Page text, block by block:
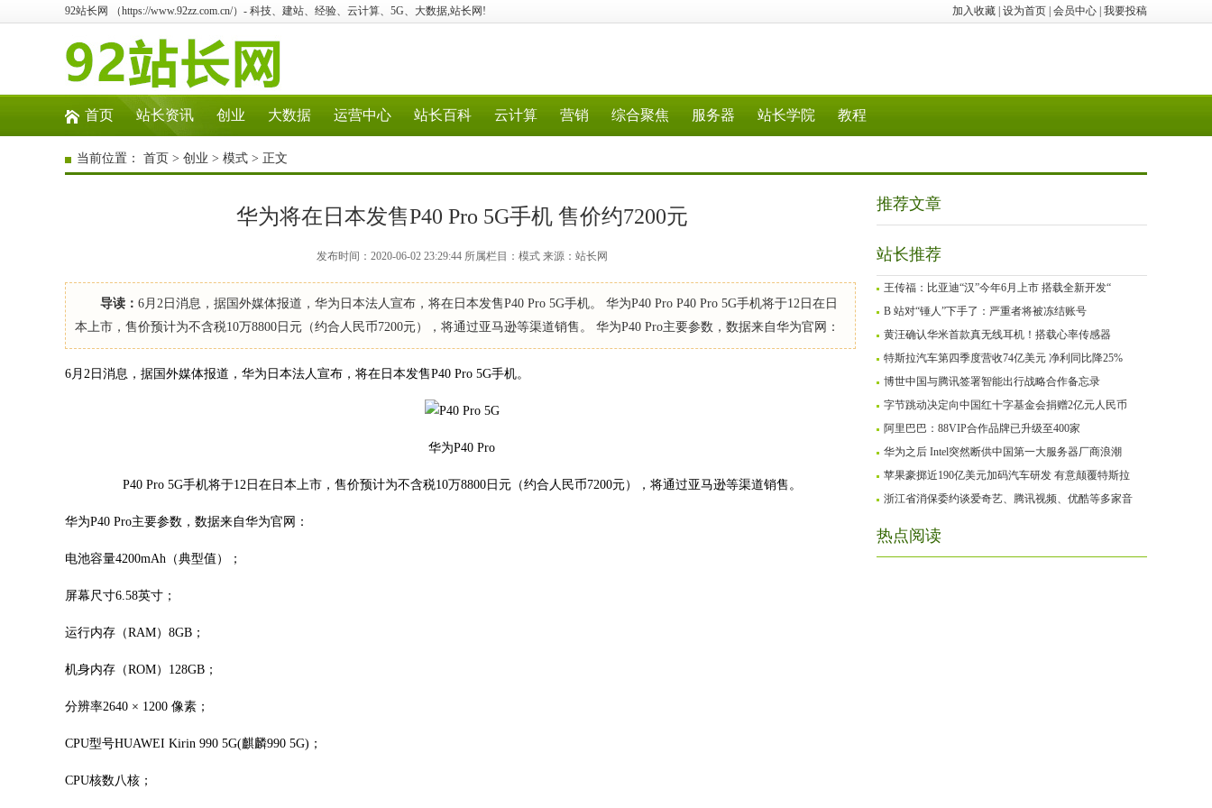
加入收藏 设为首页 会员中心 我要投稿
92站长网 （https://www.92zz.com.cn/）- 科技、建站、经验、云计算、5G、大数据,站长网!
首页 站长资讯 创业 大数据 运营中心 站长百科 云计算 营销 综合聚焦 服务器 站长学院 教程
当前位置： 首页 > 创业 > 模式 > 正文
华为将在日本发售P40 Pro 5G手机 售价约7200元
发布时间：2020-06-02 23:29:44 所属栏目：模式 来源：站长网
导读： 6月2日消息，据国外媒体报道，华为日本法人宣布，将在日本发售P40 Pro 5G手机。 华为P40 Pro P40 Pro 5G手机将于12日在日
本上市，售价预计为不含税10万8800日元（约合人民币7200元），将通过亚马逊等渠道销售。 华为P40 Pro主要参数，数据来自华为官网：
6月2日消息，据国外媒体报道，华为日本法人宣布，将在日本发售P40 Pro 5G手机。
华为P40 Pro
P40 Pro 5G手机将于12日在日本上市，售价预计为不含税10万8800日元（约合人民币7200元），将通过亚马逊等渠道销售。
华为P40 Pro主要参数，数据来自华为官网：
电池容量4200mAh（典型值）；
屏幕尺寸6.58英寸；
运行内存（RAM）8GB；
机身内存（ROM）128GB；
分辨率2640 × 1200 像素；
CPU型号HUAWEI Kirin 990 5G(麒麟990 5G)；
CPU核数八核；
推荐文章
站长推荐
王传福：比亚迪“汉”今年6月上市 搭载全新开发“
B 站对“锤人”下手了：严重者将被冻结账号
黄汪确认华米首款真无线耳机！搭载心率传感器
特斯拉汽车第四季度营收74亿美元 净利同比降25%
博世中国与腾讯签署智能出行战略合作备忘录
字节跳动决定向中国红十字基金会捐赠2亿元人民币
阿里巴巴：88VIP合作品牌已升级至400家
华为之后 Intel突然断供中国第一大服务器厂商浪潮
苹果豪掷近190亿美元加码汽车研发 有意颠覆特斯拉
浙江省消保委约谈爱奇艺、腾讯视频、优酷等多家音
热点阅读